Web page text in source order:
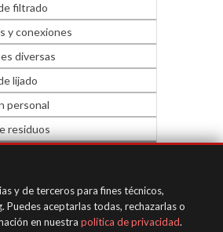
filtrado
y conexiones
diversas
lijado
personal
residuos
DE INSPECCIÓN
y de terceros para fines técnicos,
Puedes aceptarlas todas, rechazarlas o
en nuestra política de privacidad.